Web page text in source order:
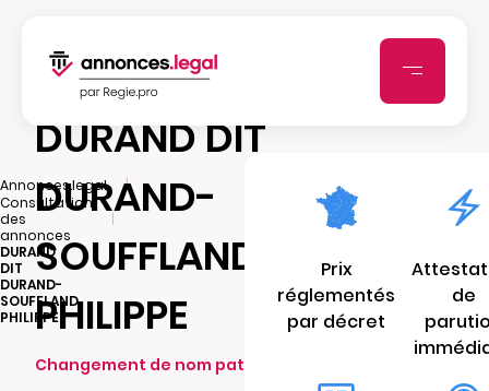
Annonces.legal
|
Consultation
des
annonces
|
DURAND
DIT
DURAND-
SOUFFLAND
PHILIPPE
DURAND DIT
DURAND-
SOUFFLAND
PHILIPPE
Changement de nom patronymique
Prix
réglementés
par décret
de